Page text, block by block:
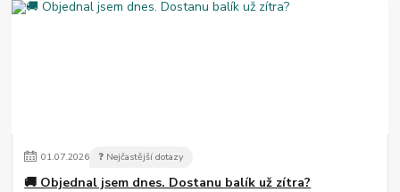
01.07.2026 ❓ Nejčastější dotazy
🚚 Objednal jsem dnes. Dostanu balík už zítra?